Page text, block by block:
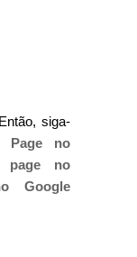
siga-
Page no
page no
Google